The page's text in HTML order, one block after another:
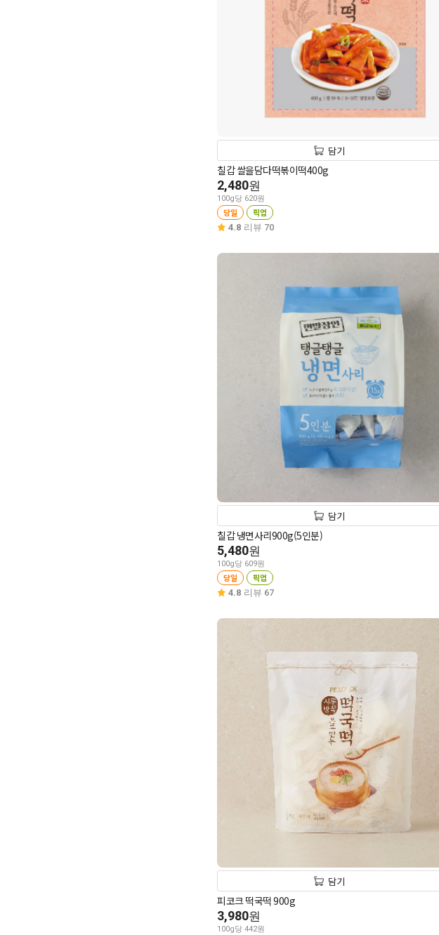
담기
칠갑 쌀을담다떡볶이떡400g
2,480원
100g당 620원
당일 픽업
4.8 리뷰 70
담기
칠갑 냉면사리900g(5인분)
5,480원
100g당 609원
당일 픽업
4.8 리뷰 67
담기
피코크 떡국떡 900g
3,980원
100g당 442원